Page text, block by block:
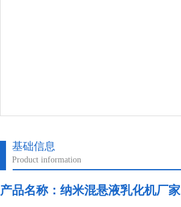
基础信息
Product information
产品名称：纳米混悬液乳化机厂家